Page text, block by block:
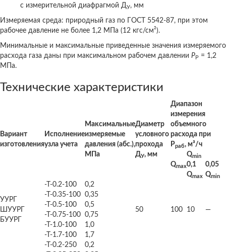
с измерительной диафрагмой ДУ, мм
Измеряемая среда: природный газ по ГОСТ 5542-87, при этом
рабочее давление не более 1,2 МПа (12 кгс/см²).
Минимальные и максимальные приведенные значения измеряемого
расхода газа даны при максимальном рабочем давлении Р Р = 1,2
МПа.
Технические характеристики
Вариант
изготовления
Исполнение
узла учета
Максимальные
измеряемые
давления (абс.),
МПа
Диаметр
условного
прохода
ДУ, мм
Диапазон
измерения
объемного
расхода при
Рраб, м³/ч
Qmax
Qmin
0,1
Qmax
0,05
Qmin
УУРГ
ШУУРГ
БУУРГ
-Т-0.2-100 0,2
50 100 10 —
-Т-0.35-100 0,35
-Т-0.5-100
0,5
-Т-0.75-100 0,75
-Т-1.0-100
1,0
-Т-1.7-100
1,7
-Т-0.2-250 0,2